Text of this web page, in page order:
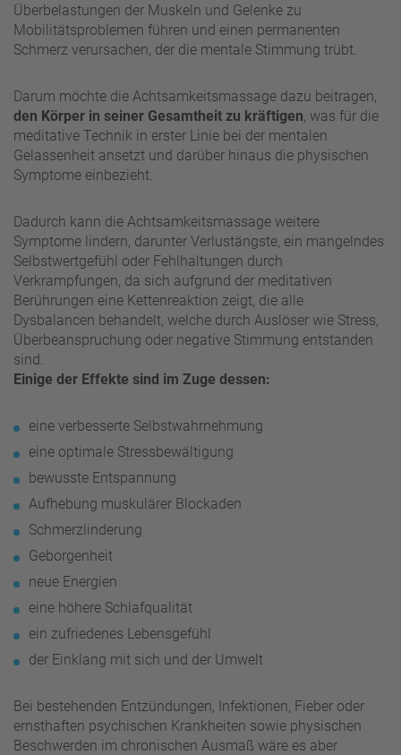
Überbelastungen der Muskeln und Gelenke zu
Mobilitätsproblemen führen und einen permanenten
Schmerz verursachen, der die mentale Stimmung trübt.
Darum möchte die Achtsamkeitsmassage dazu beitragen,
den Körper in seiner Gesamtheit zu kräftigen, was für die
meditative Technik in erster Linie bei der mentalen
Gelassenheit ansetzt und darüber hinaus die physischen
Symptome einbezieht.
Dadurch kann die Achtsamkeitsmassage weitere
Symptome lindern, darunter Verlustängste, ein mangelndes
Selbstwertgefühl oder Fehlhaltungen durch
Verkrampfungen, da sich aufgrund der meditativen
Berührungen eine Kettenreaktion zeigt, die alle
Dysbalancen behandelt, welche durch Auslöser wie Stress,
Überbeanspruchung oder negative Stimmung entstanden
sind.
Einige der Effekte sind im Zuge dessen:
eine verbesserte Selbstwahrnehmung
eine optimale Stressbewältigung
bewusste Entspannung
Aufhebung muskulärer Blockaden
Schmerzlinderung
Geborgenheit
neue Energien
eine höhere Schlafqualität
ein zufriedenes Lebensgefühl
der Einklang mit sich und der Umwelt
Bei bestehenden Entzündungen, Infektionen, Fieber oder
ernsthaften psychischen Krankheiten sowie physischen
Beschwerden im chronischen Ausmaß wäre es aber